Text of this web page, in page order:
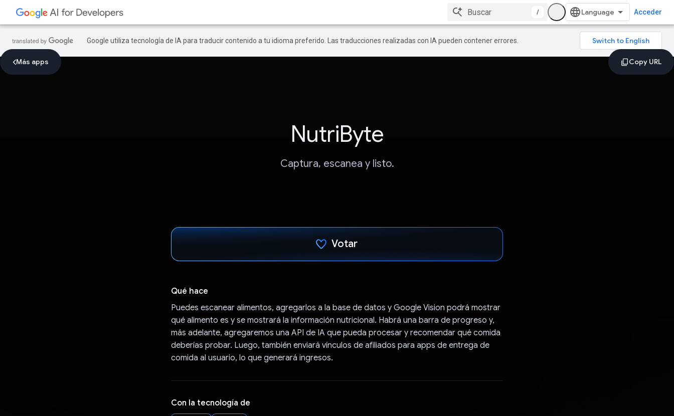
/ Acceder
Google utiliza tecnología de IA para traducir contenido a tu idioma preferido. Las traducciones realizadas con IA pueden contener errores.
Más apps
NutriByte
Captura, escanea y listo.
Votar
Qué hace
Puedes escanear alimentos, agregarlos a la base de datos y Google Vision podrá mostrar
qué alimento es y se mostrará la información nutricional. Habrá una barra de progreso y,
más adelante, agregaremos una API de IA que pueda procesar y recomendar qué comida
deberías probar. Luego, también enviará vínculos de afiliados para apps de entrega de
comida al usuario, lo que generará ingresos.
Con la tecnología de